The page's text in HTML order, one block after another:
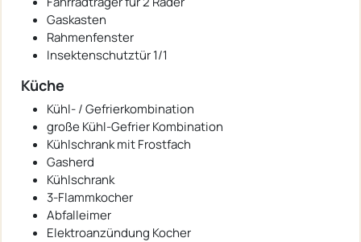
Gaskasten
Rahmenfenster
Insektenschutztür 1/1
Küche
Kühl- / Gefrierkombination
große Kühl-Gefrier Kombination
Kühlschrank mit Frostfach
Gasherd
Kühlschrank
3-Flammkocher
Abfalleimer
Elektroanzündung Kocher